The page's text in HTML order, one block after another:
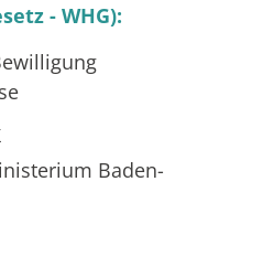
- WHG):
Baden-